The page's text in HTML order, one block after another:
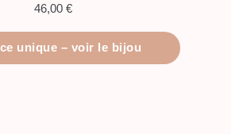
46,00 €
unique – voir le bijou